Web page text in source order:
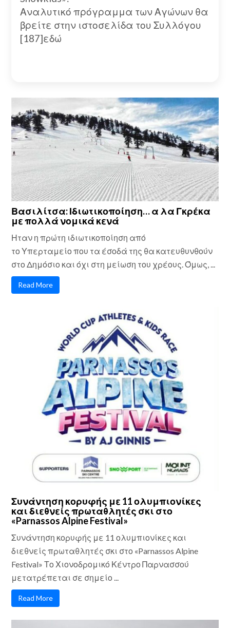
Αναλυτικό πρόγραμμα των Αγώνων θα
βρείτε στην ιστοσελίδα του Συλλόγου
[187]εδώ
Βασιλίτσα: Ιδιωτικοποίηση… α λα Γκρέκα
με πολλά νομικά κενά
Ηταν η πρώτη ιδιωτικοποίηση από
το Υπερταμείο που τα έσοδά της θα κατευθυνθούν
στο Δημόσιο και όχι στη μείωση του χρέους. Όμως, ...
Read More
Συνάντηση κορυφής με 11 ολυμπιονίκες
και διεθνείς πρωταθλητές σκι στο
«Parnassos Alpine Festival»
Συνάντηση κορυφής με 11 ολυμπιονίκες και
διεθνείς πρωταθλητές σκι στο «Parnassos Alpine
Festival» Το Χιονοδρομικό Κέντρο Παρνασσού
μετατρέπεται σε σημείο ...
Read More